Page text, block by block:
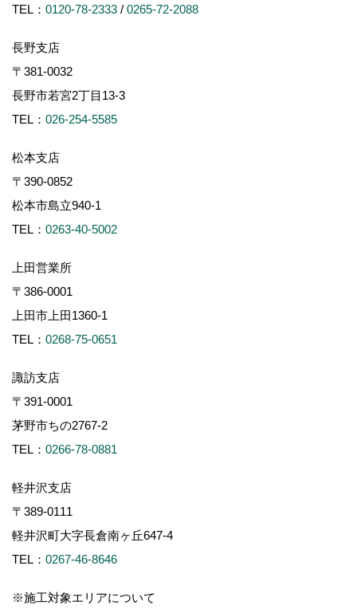
TEL： 0120-78-2333 / 0265-72-2088
長野支店
〒381-0032
長野市若宮2丁目13-3
TEL： 026-254-5585
松本支店
〒390-0852
松本市島立940-1
TEL： 0263-40-5002
上田営業所
〒386-0001
上田市上田1360-1
TEL： 0268-75-0651
諏訪支店
〒391-0001
茅野市ちの2767-2
TEL： 0266-78-0881
軽井沢支店
〒389-0111
軽井沢町大字長倉南ヶ丘647-4
TEL： 0267-46-8646
※施工対象エリアについて